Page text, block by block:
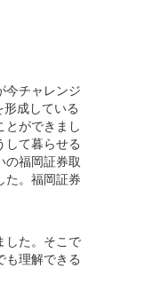
今チャレンジ
成している
とができまし
して暮らせる
の福岡証券取
た。福岡証券
した。そこで
も理解できる